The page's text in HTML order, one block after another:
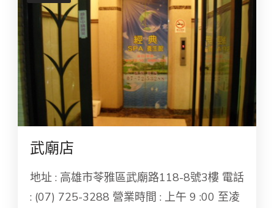
武廟店
地址 : 高雄市苓雅區武廟路118-8號3樓 電話
: (07) 725-3288 營業時間 : 上午 9 :00 至凌